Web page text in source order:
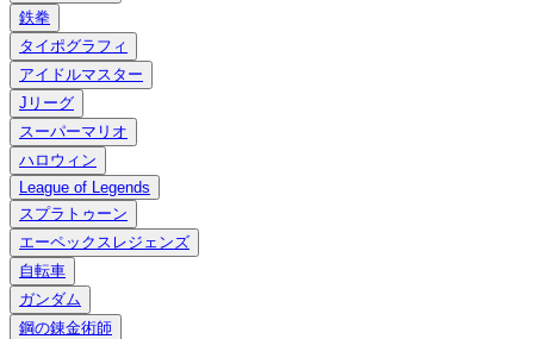
鉄拳
タイポグラフィ
アイドルマスター
Jリーグ
スーパーマリオ
ハロウィン
League of Legends
スプラトゥーン
エーペックスレジェンズ
自転車
ガンダム
鋼の錬金術師